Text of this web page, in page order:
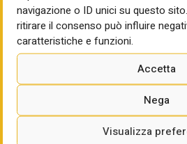
navigazione o ID unici su questo
ritirare il consenso può influire
caratteristiche e funzioni.
Accetta
Nega
Visualizza
rappresentano la principale barriera
vettore idrogeno: la competitività
combustibili fossili da sostituire e la
investimenti nell’industria
produttivi) e nella mobilità (acquisto
idrogeno)”. Ansaldo, H2It, Sace, Eni,
delle tecnologie che quello delle
player attivi in tema di idrogeno.